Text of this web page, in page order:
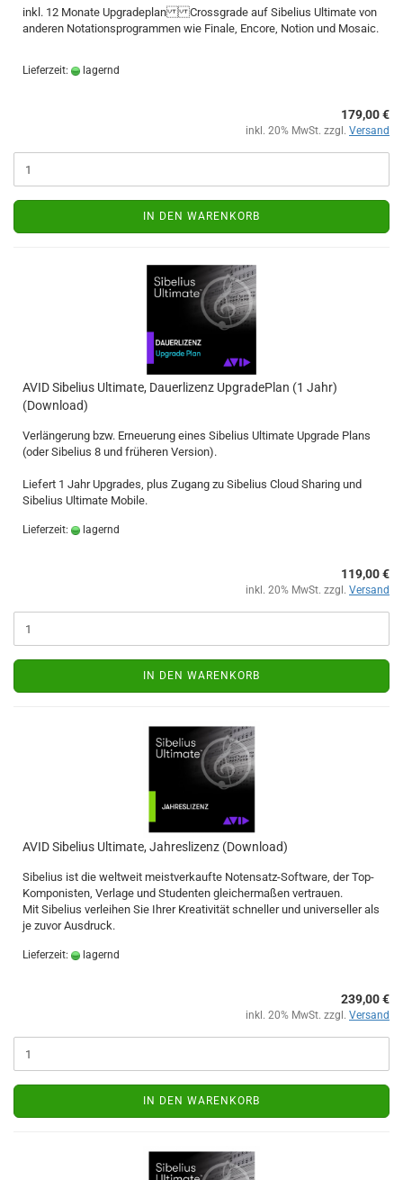
inkl. 12 Monate Upgradeplan Crossgrade auf Sibelius Ultimate von
anderen Notationsprogrammen wie Finale, Encore, Notion und Mosaic.
Lieferzeit: lagernd
179,00 €
inkl. 20% MwSt. zzgl. Versand
IN DEN WARENKORB
AVID Sibelius Ultimate, Dauerlizenz UpgradePlan (1 Jahr)
(Download)
Verlängerung bzw. Erneuerung eines Sibelius Ultimate Upgrade Plans
(oder Sibelius 8 und früheren Version).
Liefert 1 Jahr Upgrades, plus Zugang zu Sibelius Cloud Sharing und
Sibelius Ultimate Mobile.
Lieferzeit: lagernd
119,00 €
inkl. 20% MwSt. zzgl. Versand
IN DEN WARENKORB
AVID Sibelius Ultimate, Jahreslizenz (Download)
Sibelius ist die weltweit meistverkaufte Notensatz-Software, der Top-
Komponisten, Verlage und Studenten gleichermaßen vertrauen.
Mit Sibelius verleihen Sie Ihrer Kreativität schneller und universeller als
je zuvor Ausdruck.
Lieferzeit: lagernd
239,00 €
inkl. 20% MwSt. zzgl. Versand
IN DEN WARENKORB